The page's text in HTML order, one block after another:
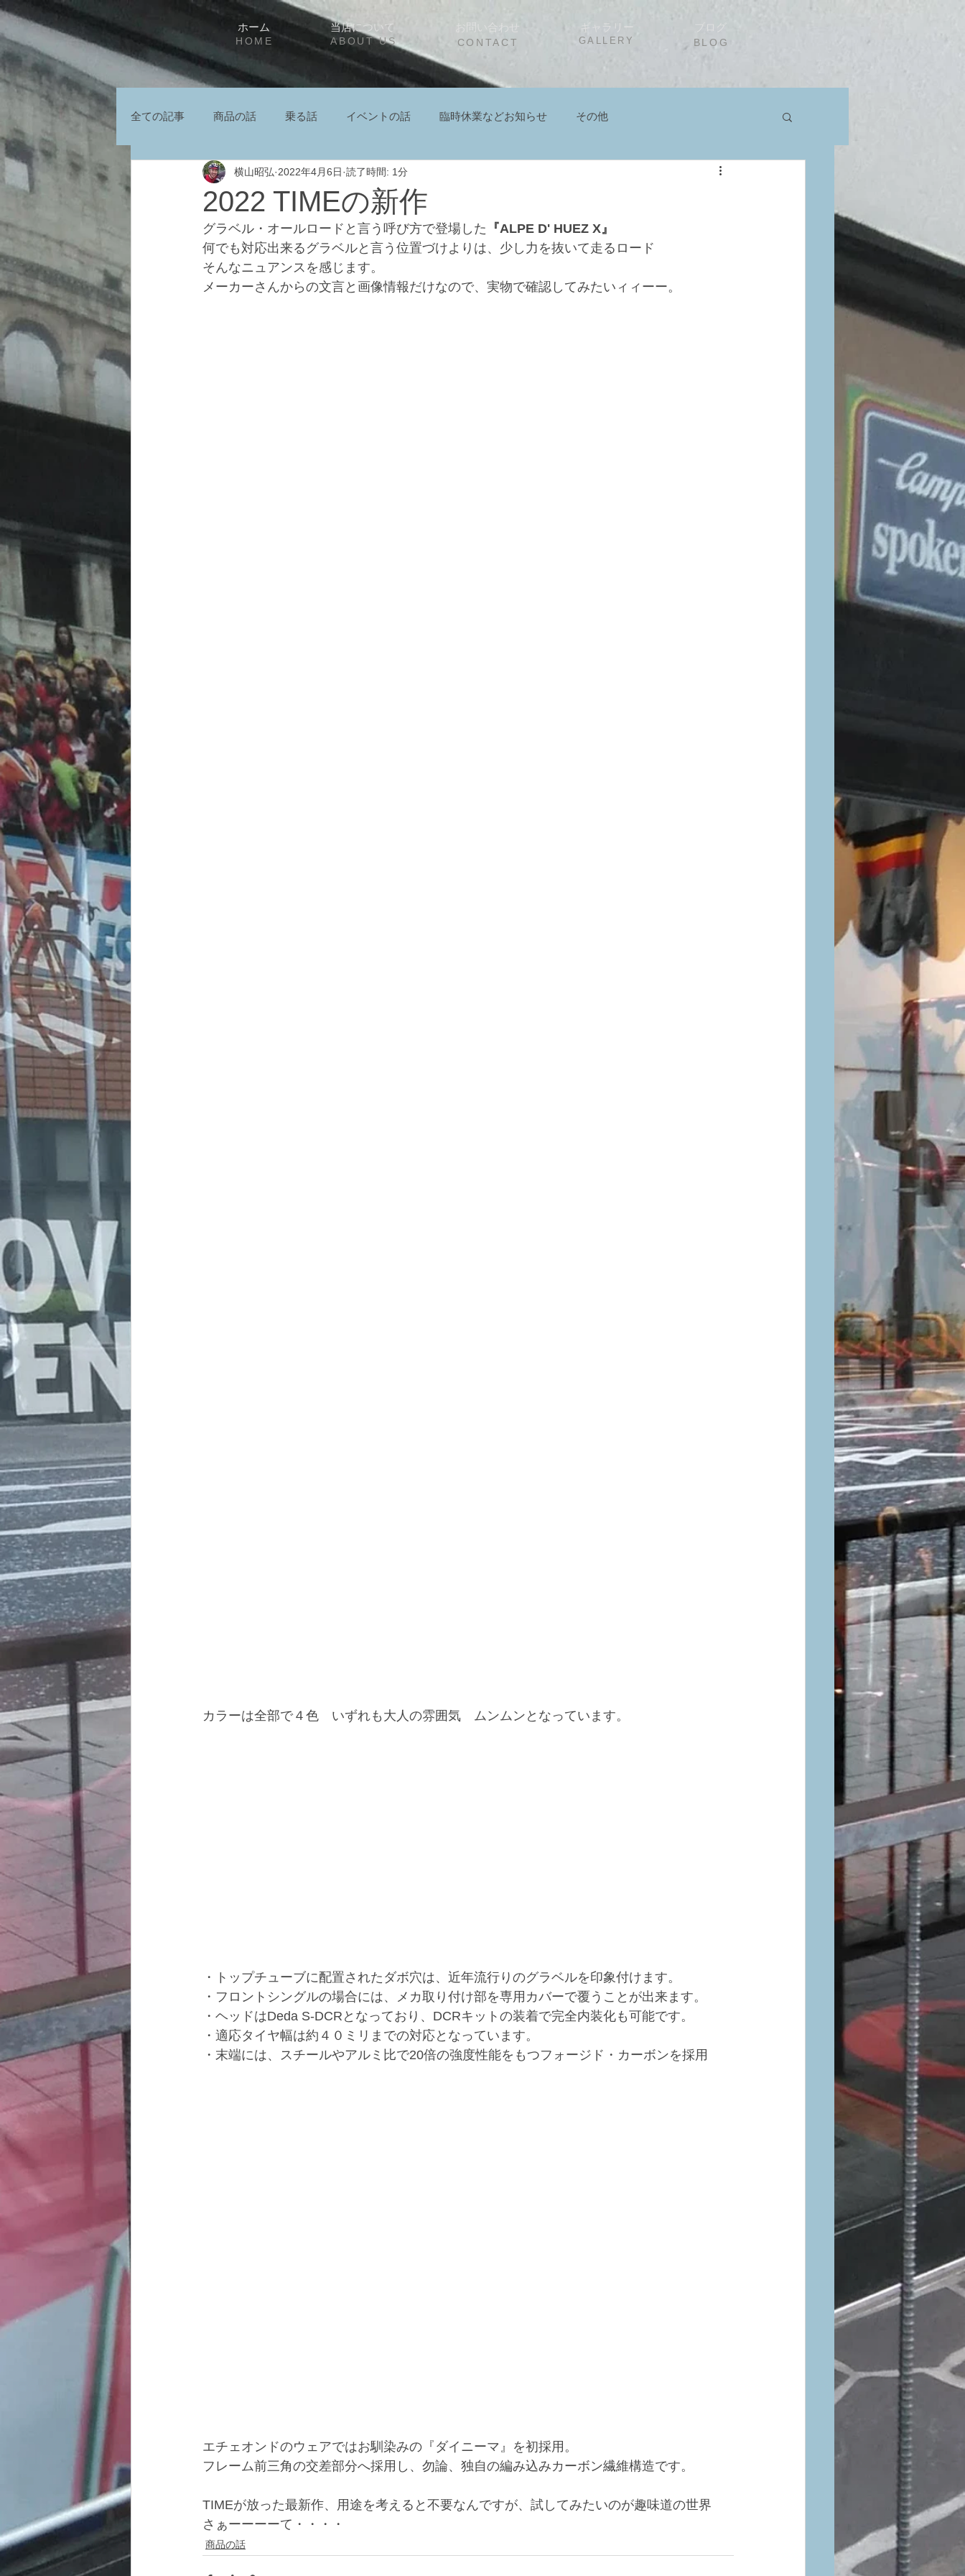
ホーム 当店について お問い合わせ ギャラリー ブログ
HOME ABOUT US GALLERY
CONTACT BLOG
全ての記事 商品の話 乗る話 イベントの話 臨時休業などお知らせ その他
2022 TIMEの新作
横山昭弘 2022年4月6日 読了時間: 1分
グラベル・オールロードと言う呼び方で登場した 『ALPE D' HUEZ X』
何でも対応出来るグラベルと言う位置づけよりは、少し力を抜いて走るロード
そんなニュアンスを感じます。
メーカーさんからの文言と画像情報だけなので、実物で確認してみたいィィーー。
カラーは全部で４色　いずれも大人の雰囲気　ムンムンとなっています。
・トップチューブに配置されたダボ穴は、近年流行りのグラベルを印象付けます。
・フロントシングルの場合には、メカ取り付け部を専用カバーで覆うことが出来ます。
・ヘッドはDeda S-DCRとなっており、DCRキットの装着で完全内装化も可能です。
・適応タイヤ幅は約４０ミリまでの対応となっています。
・末端には、スチールやアルミ比で20倍の強度性能をもつフォージド・カーボンを採用
エチェオンドのウェアではお馴染みの『ダイニーマ』を初採用。
フレーム前三角の交差部分へ採用し、勿論、独自の編み込みカーボン繊維構造です。
TIMEが放った最新作、用途を考えると不要なんですが、試してみたいのが趣味道の世界
さぁーーーーて・・・・
商品の話